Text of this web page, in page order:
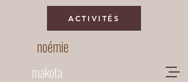
noémie
makota
ACTIVITÉS